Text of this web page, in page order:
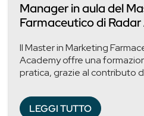
Manager in aula del
Farmaceutico di
ll Master in Marketing
Academy offre una
pratica, grazie al contributo
LEGGI TUTTO